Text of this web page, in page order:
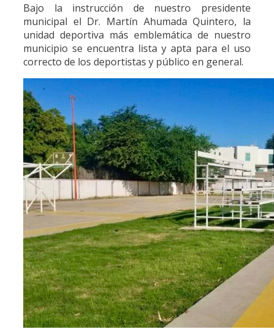
Bajo la instrucción de nuestro presidente
municipal el Dr. Martín Ahumada Quintero, la
unidad deportiva más emblemática de nuestro
municipio se encuentra lista y apta para el uso
correcto de los deportistas y público en general.